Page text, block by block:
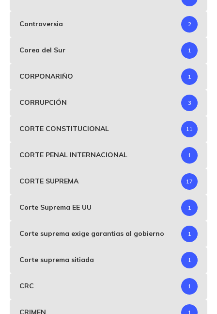
Controversia 2
Corea del Sur 1
CORPONARIÑO 1
CORRUPCIÓN 3
CORTE CONSTITUCIONAL 11
CORTE PENAL INTERNACIONAL 1
CORTE SUPREMA 17
Corte Suprema EE UU 1
Corte suprema exige garantias al gobierno 1
Corte suprema sitiada 1
CRC 1
CRIMEN 1